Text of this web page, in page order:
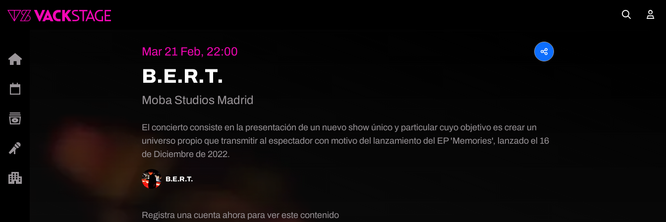
Mar 21 Feb, 22:00
B.E.R.T.
Moba Studios Madrid
El concierto consiste en la presentación de un nuevo show único y particular cuyo objetivo es crear un
universo propio que transmitir al espectador con motivo del lanzamiento del EP 'Memories', lanzado el 16
de Diciembre de 2022.
B.E.R.T.
Registra una cuenta ahora para ver este contenido